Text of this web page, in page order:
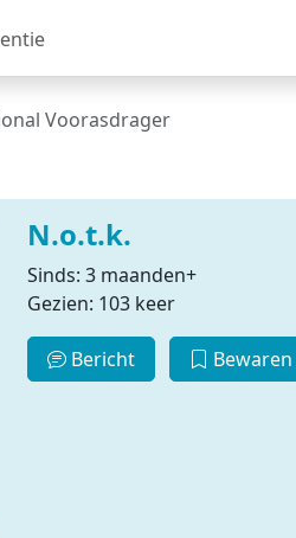
Voorasdrager
N.o.t.k.
Sinds: 3 maanden+
Gezien: 103 keer
Bericht Bewaren